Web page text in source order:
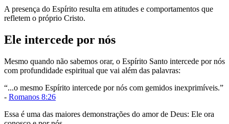
A presença do Espírito resulta em atitudes e comportamentos que
refletem o próprio Cristo.
Ele intercede por nós
Mesmo quando não sabemos orar, o Espírito Santo intercede por nós
com profundidade espiritual que vai além das palavras:
“...o mesmo Espírito intercede por nós com gemidos inexprimíveis.”
- Romanos 8:26
Essa é uma das maiores demonstrações do amor de Deus: Ele ora